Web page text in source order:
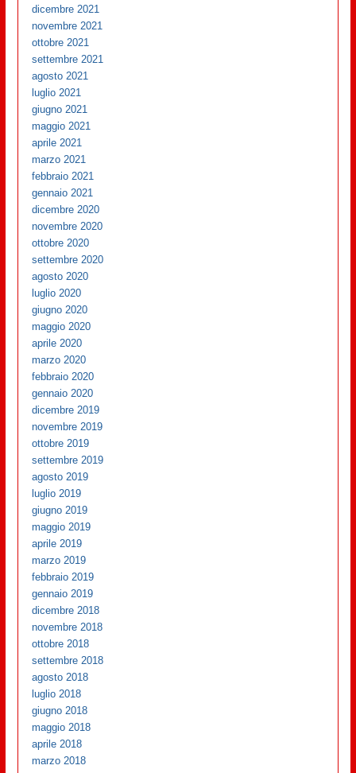
dicembre 2021
novembre 2021
ottobre 2021
settembre 2021
agosto 2021
luglio 2021
giugno 2021
maggio 2021
aprile 2021
marzo 2021
febbraio 2021
gennaio 2021
dicembre 2020
novembre 2020
ottobre 2020
settembre 2020
agosto 2020
luglio 2020
giugno 2020
maggio 2020
aprile 2020
marzo 2020
febbraio 2020
gennaio 2020
dicembre 2019
novembre 2019
ottobre 2019
settembre 2019
agosto 2019
luglio 2019
giugno 2019
maggio 2019
aprile 2019
marzo 2019
febbraio 2019
gennaio 2019
dicembre 2018
novembre 2018
ottobre 2018
settembre 2018
agosto 2018
luglio 2018
giugno 2018
maggio 2018
aprile 2018
marzo 2018